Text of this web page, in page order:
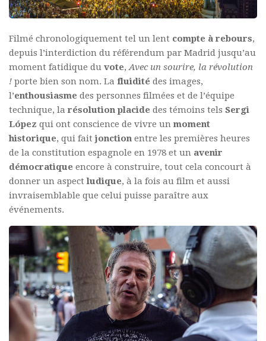
Filmé chronologiquement tel un lent compte à rebours,
depuis l’interdiction du référendum par Madrid jusqu’au
moment fatidique du vote,Avec un sourire, la révolution
! porte bien son nom. La fluidité des images,
l’enthousiasme des personnes filmées et de l’équipe
technique, la résolution placide des témoins tels Sergi
López qui ont conscience de vivre unmoment
historique, qui faitjonction entre les premières heures
de la constitution espagnole en 1978 et un avenir
démocratique encore à construire, tout cela concourt à
donner un aspectludique, à la fois au film et aussi
invraisemblable que celui puisse paraître aux
événements.